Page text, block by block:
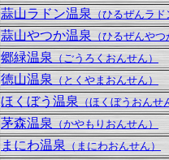
蒜山ラドン温泉 （ひるぜんラ
蒜山やつか温泉（ひるぜんやつ
郷緑温泉（ごうろくおんせん）
徳山温泉 （とくやまおんせん）
ほくぼう温泉（ほくぼうおんせ
茅森温泉（かやもりおんせん）
まにわ温泉 （まにわおんせん）